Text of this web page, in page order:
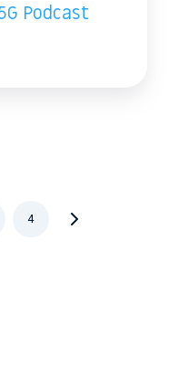
Podcast
4